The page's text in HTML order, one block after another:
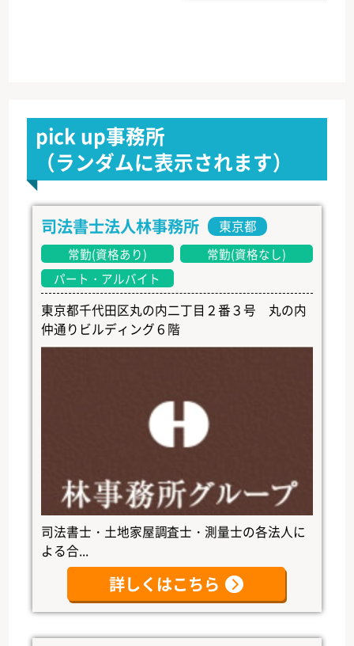
pick up事務所
（ランダムに表示されます）
司法書士法人林事務所 東京都
常勤(資格あり)
常勤(資格なし)
パート・アルバイト
東京都千代田区丸の内二丁目２番３号 丸の内
仲通りビルディング６階
司法書士・土地家屋調査士・測量士の各法人に
よる合...
詳しくはこちら